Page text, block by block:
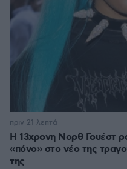
Η 13χρονη Νορθ Γουέστ
«πόνο» στο νέο της
της
πριν 21 λεπτά